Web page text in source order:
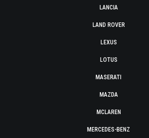
LANCIA
LAND ROVER
LEXUS
LOTUS
MASERATI
MAZDA
MCLAREN
MERCEDES-BENZ